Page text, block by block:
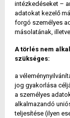
intézkedéseket –
adatokat kezelő
forgó személyes
másolatának,
A törlés nem
szükséges:
a
jog gyakorlása
a személyes
alkalmazandó
teljesítése (ilyen